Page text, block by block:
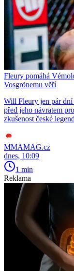
Fleury pomáhá
Vosgrönemu věří
Will Fleury jen pár
před jeho návratem
zkušenost české
MMAMAG.cz
dnes, 10:09
1 min
Reklama